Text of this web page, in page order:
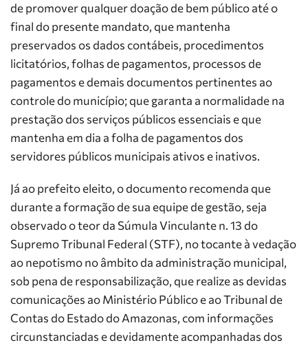
de promover qualquer doação de bem público até o
final do presente mandato, que mantenha
preservados os dados contábeis, procedimentos
licitatórios, folhas de pagamentos, processos de
pagamentos e demais documentos pertinentes ao
controle do município; que garanta a normalidade na
prestação dos serviços públicos essenciais e que
mantenha em dia a folha de pagamentos dos
servidores públicos municipais ativos e inativos.
Já ao prefeito eleito, o documento recomenda que
durante a formação de sua equipe de gestão, seja
observado o teor da Súmula Vinculante n. 13 do
Supremo Tribunal Federal (STF), no tocante à vedação
ao nepotismo no âmbito da administração municipal,
sob pena de responsabilização, que realize as devidas
comunicações ao Ministério Público e ao Tribunal de
Contas do Estado do Amazonas, com informações
circunstanciadas e devidamente acompanhadas dos